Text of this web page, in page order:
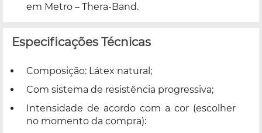
em Metro – Thera-Band.
Especificações Técnicas
Composição: Látex natural;
Com sistema de resistência progressiva;
Intensidade de acordo com a cor (escolher
no momento da compra):